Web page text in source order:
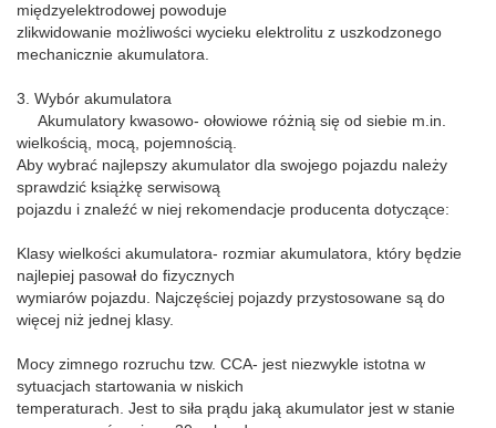
międzyelektrodowej powoduje
zlikwidowanie możliwości wycieku elektrolitu z uszkodzonego
mechanicznie akumulatora.
3. Wybór akumulatora
Akumulatory kwasowo- ołowiowe różnią się od siebie m.in.
wielkością, mocą, pojemnością.
Aby wybrać najlepszy akumulator dla swojego pojazdu należy
sprawdzić książkę serwisową
pojazdu i znaleźć w niej rekomendacje producenta dotyczące:
Klasy wielkości akumulatora- rozmiar akumulatora, który będzie
najlepiej pasował do fizycznych
wymiarów pojazdu. Najczęściej pojazdy przystosowane są do
więcej niż jednej klasy.
Mocy zimnego rozruchu tzw. CCA- jest niezwykle istotna w
sytuacjach startowania w niskich
temperaturach. Jest to siła prądu jaką akumulator jest w stanie